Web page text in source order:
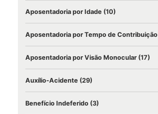
Aposentadoria por Idade (10)
Aposentadoria por Tempo de Contribuição
Aposentadoria por Visão Monocular (17)
Auxílio-Acidente (29)
Benefício Indeferido (3)